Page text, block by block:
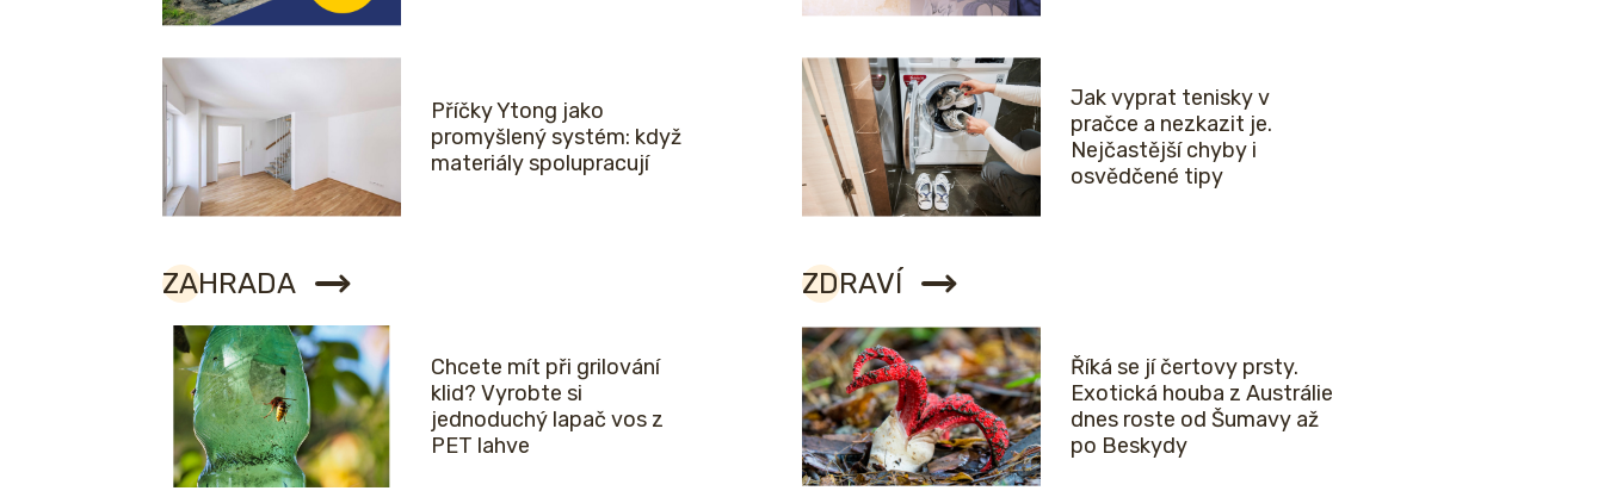
Příčky Ytong jako
promyšlený systém: když
materiály spolupracují
Jak vyprat tenisky v
pračce a nezkazit je.
Nejčastější chyby i
osvědčené tipy
ZAHRADA
Chcete mít při grilování
klid? Vyrobte si
jednoduchý lapač vos z
PET lahve
ZDRAVÍ
Říká se jí čertovy prsty.
Exotická houba z Austrálie
dnes roste od Šumavy až
po Beskydy